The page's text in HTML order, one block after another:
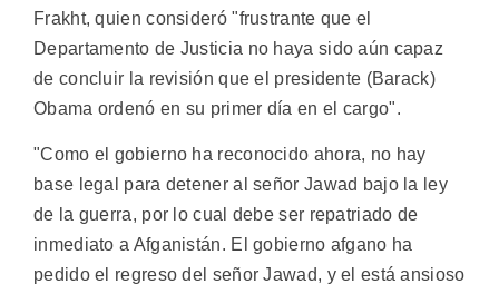
Frakht, quien consideró "frustrante que el
Departamento de Justicia no haya sido aún capaz
de concluir la revisión que el presidente (Barack)
Obama ordenó en su primer día en el cargo".
"Como el gobierno ha reconocido ahora, no hay
base legal para detener al señor Jawad bajo la ley
de la guerra, por lo cual debe ser repatriado de
inmediato a Afganistán. El gobierno afgano ha
pedido el regreso del señor Jawad, y el está ansioso